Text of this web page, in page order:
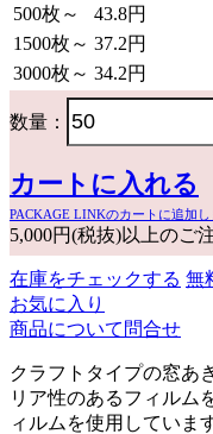
500枚～
43.8円
1500枚～ 37.2円
3000枚～ 34.2円
数量：
カートに入れる
PACKAGE LINKのカートに追加し
5,000円(税抜)以上のご
在庫をチェックする 無
お気に入り
商品について問合せ
クラフトタイプの窓あ
リア性のあるフィルム
ィルムを使用していま